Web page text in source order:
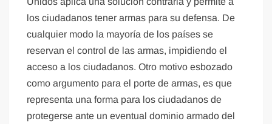
los ciudadanos tener armas para su defensa. De
cualquier modo la mayoría de los países se
reservan el control de las armas, impidiendo el
acceso a los ciudadanos. Otro motivo esbozado
como argumento para el porte de armas, es que
representa una forma para los ciudadanos de
protegerse ante un eventual dominio armado del